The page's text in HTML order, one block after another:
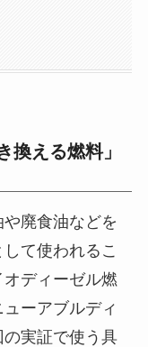
換える燃料」
廃食油などを
て使われるこ
ディーゼル燃
ーアブルディ
実証で使う具